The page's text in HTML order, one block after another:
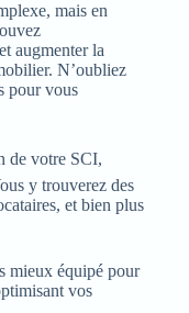
mais en
augmenter la
N’oubliez
pour vous
de votre SCI,
y trouverez des
et bien plus
mieux équipé pour
vos